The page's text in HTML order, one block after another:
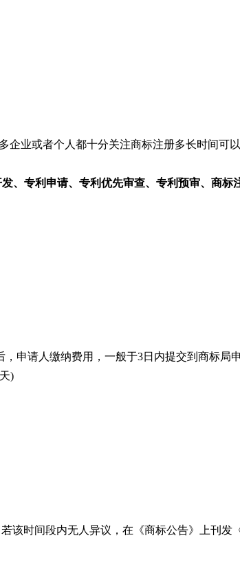
业或者个人都十分关注商标注册多长时间可
、专利申请、专利优先审查、专利预审、商
申请人缴纳费用，一般于3日内提交到商标局
)
该时间段内无人异议，在《商标公告》上刊发